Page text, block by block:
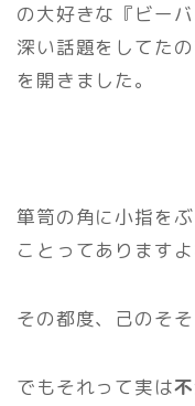
の大好きな『ビー
深い話題をしてた
を開きました。
箪笥の角に小指を
ことってあります
その都度、己のそ
でもそれって実は